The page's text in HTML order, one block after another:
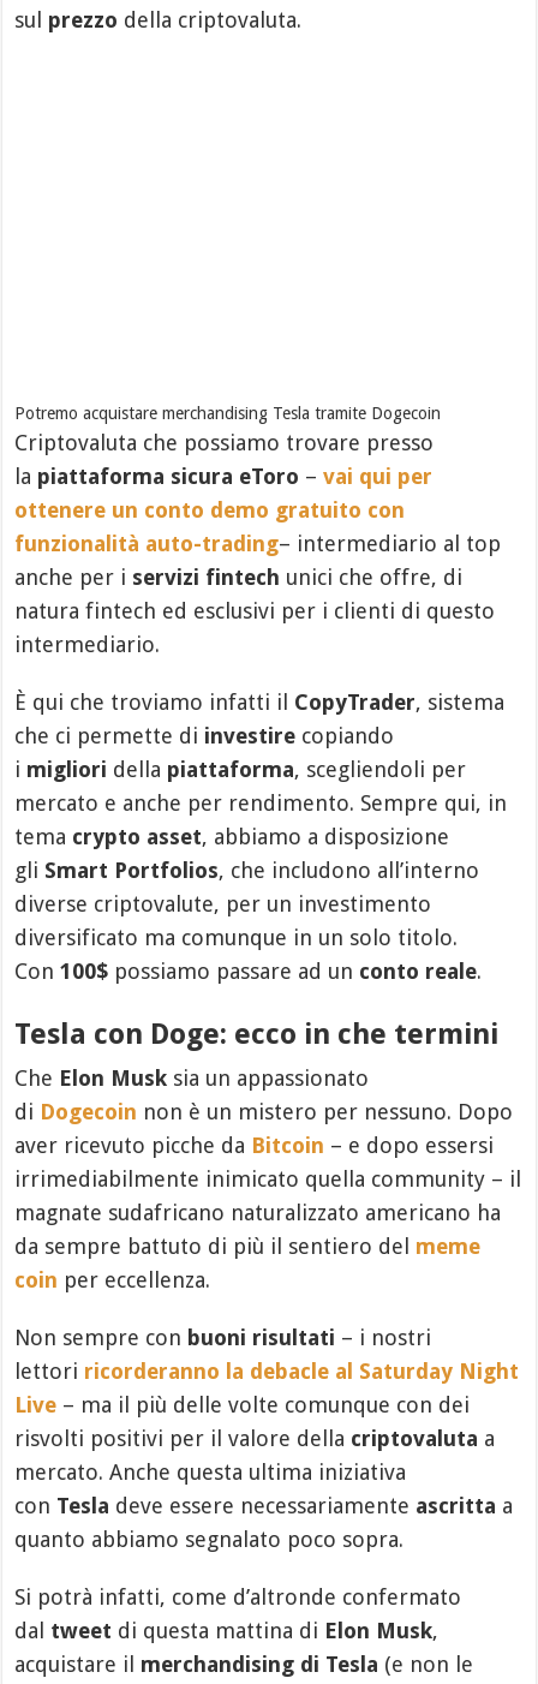
sul prezzo della criptovaluta.
Potremo acquistare merchandising Tesla tramite Dogecoin
Criptovaluta che possiamo trovare presso
la piattaforma sicura eToro –vai qui per
ottenere un conto demo gratuito con
funzionalità auto-trading– intermediario al top
anche per i servizi fintech unici che offre, di
natura fintech ed esclusivi per i clienti di questo
intermediario.
È qui che troviamo infatti il CopyTrader, sistema
che ci permette di investire copiando
i migliori della piattaforma, scegliendoli per
mercato e anche per rendimento. Sempre qui, in
tema crypto asset, abbiamo a disposizione
gli Smart Portfolios, che includono all’interno
diverse criptovalute, per un investimento
diversificato ma comunque in un solo titolo.
Con100$ possiamo passare ad un conto reale.
Tesla con Doge: ecco in che termini
Che Elon Musk sia un appassionato
di Dogecoin non è un mistero per nessuno. Dopo
aver ricevuto picche da Bitcoin – e dopo essersi
irrimediabilmente inimicato quella community – il
magnate sudafricano naturalizzato americano ha
da sempre battuto di più il sentiero del meme
coin per eccellenza.
Non sempre con buoni risultati – i nostri
lettori ricorderanno la debacle al Saturday Night
Live – ma il più delle volte comunque con dei
risvolti positivi per il valore della criptovaluta a
mercato. Anche questa ultima iniziativa
con Tesla deve essere necessariamente ascritta a
quanto abbiamo segnalato poco sopra.
Si potrà infatti, come d’altronde confermato
dal tweet di questa mattina di Elon Musk,
acquistare il merchandising di Tesla (e non le